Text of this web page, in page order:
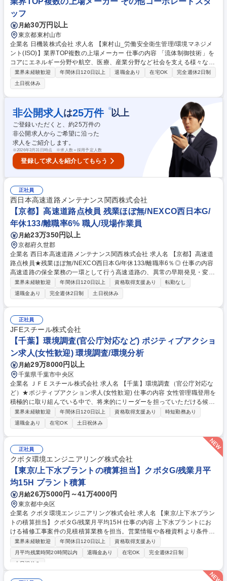
T）レベル2保有者歓迎/プラント配管品質管理
ッフ
月給30万円以上
東京都東村山市
企業名 日機装株式会社 求人名 【東村山_労働安全衛生管理/環境マネジメ
ント(ISO)】業界TOP複数の上場メーカー 仕事の内容 「流体制御技術」を
コアにエネルギー分野や航空、医療、産業分野など社会を支える様々な領
域に事業展開しています。 東村山事業所(開発拠点)にて環境マネジメント
システム、労働安全衛生管理をお任せします。 ご経験やご志向性に合わせ
て、環境マネジメントシステム、労働安全衛生管理の推進をお任せしま
す。 【当該部署業務】■化学物質規制に対する対応■日常的な環境マネジ
メントシステム、労働安全衛生管理業務■新研究棟立ち上げに伴う、環境
マネジメントシステム、労働安全衛生管理業務■ISO14001の対応■監査、
社内PDCA運営、取得維持■部署への教育、等 募集職種 【東村山_労働安
全衛生管理/環境マネジメント(ISO)】業界TOP複数の上場メーカー
業界未経験歓迎 年間休日120日以上 退職金あり 在宅OK
完全週休2日制
土日祝休み
非公開求人 は25万件 ※以上
ご登録いただくと、約25万件の
非公開求人からご希望に沿った
求人をご紹介します。
※2026年3月31日時点 ※求人数＝採用予定人数
登録して求人を紹介してもらう
正社員
西日本高速道路メンテナンス関西株式会社
【京都】高速道路点検員 残業ほぼ無/NEXCO西日本G/
年休133/離職率6% 職人/現場作業員
月給23万350円以上
京都府久世郡
企業名 西日本高速道路メンテナンス関西株式会社 求人名 【京都】高速道
路点検員★残業ほぼ無/NEXCO西日本G/年休133/離職率6％◎ 仕事の内容
高速道路の保全業務の一環として行う高速道路の、異常の早期発見・変状
把握のため実施する日常点検。主に車上からの目視による点検業務を行 い
ます。 【作業の流れ】 ○点検計画立案：上司の指示のもと、マニュアル・
点検項目を確認し、点検範囲・内容を計画立案。 ○点検実施：朝会で日々
の作業を確認後、補助員と巡回点検を実施。 ○点検記録・報告：その日の
点検作業について日報の作成。 ※あわせて、道路構造物の集中点検や大雨
時の臨時点検、年数回の夜間点検もあり 【働き方の魅力】年間休日133
日、土日祝休みで完全週休二日制、月残業5～10h程 募集職種 【京都】高
速道路点検員★残業ほぼ無/NEXCO西日本G/年休133/離職率6％◎
業界未経験歓迎 年間休日120日以上 資格取得支援あり
転勤なし
退職金あり
完全週休2日制 土日祝休み
正社員
JFEスチール株式会社
【千葉】環境調査(官公庁対応など) ポジティブアクショ
ン求人(女性歓迎) 環境調査/環境分析
月給29万8000円以上
千葉県千葉市中央区
企業名 ＪＦＥスチール株式会社 求人名 【千葉】環境調査（官公庁対応な
ど）★ポジティブアクション求人(女性歓迎) 仕事の内容 女性管理職登用を
積極的に取り組んでいる中で、将来的にリーダーを担っていただける候補
者を募集します。主に製鉄所における環境関連の官公庁対応、監視・管
理、設備改善立案～実行など全般的にお任せいたします。 【業務例】環境
に関する法令・協定（大気、水質、廃棄物など）対応、環境モニター等に
よる状態監視、社内および構内協力会社への是正指導、リサイクル促進に
よる廃棄物削減などが主業務です。製造プロセスにおける環境・リサイク
ルに貢献する設備化検討への参画など、幅広くご活躍いただきます。入社
後は、環境に関する社内教育、外部研修会、OJTなどを通じて、知識を習
得していただきます。 募集職種 【千葉】環境調査（官公庁対応など）★
ポジティブアクション求人(女性歓迎)
業界未経験歓迎 年間休日120日以上 資格取得支援あり
時短勤務あり
退職金あり
在宅OK 土日祝休み
正社員
クボタ環境エンジニアリング株式会社
【東京/上下水プラントの積算担当】クボタG/残業月平
均15H プラント積算
月給26万5000円～41万4000円
東京都中央区
企業名 クボタ環境エンジニアリング株式会社 求人名 【東京/上下水プラン
トの積算担当】クボタG/残業月平均15H 仕事の内容 上下水プラントにお
ける補修工事案件の見積積算業務を担当。営業情報や各種資料より条件・
施工内容を検討し見積書を作成します。関東・甲信越エリアの管轄現場へ
の出張（日帰り～2日程度）が発生します。 【業務詳細】■営業情報・図
面資料からの条件検討および施工内容の検討 ■補修工事費用・見積積算の
【働きやすさ】繁忙期（5月中旬～10月末）と閑散期が明確で、閑散期は
業界未経験歓迎 年間休日120日以上
資格取得支援あり
月平均残業時間20時間以内
退職金あり 在宅OK
完全週休2日制
土日祝休み